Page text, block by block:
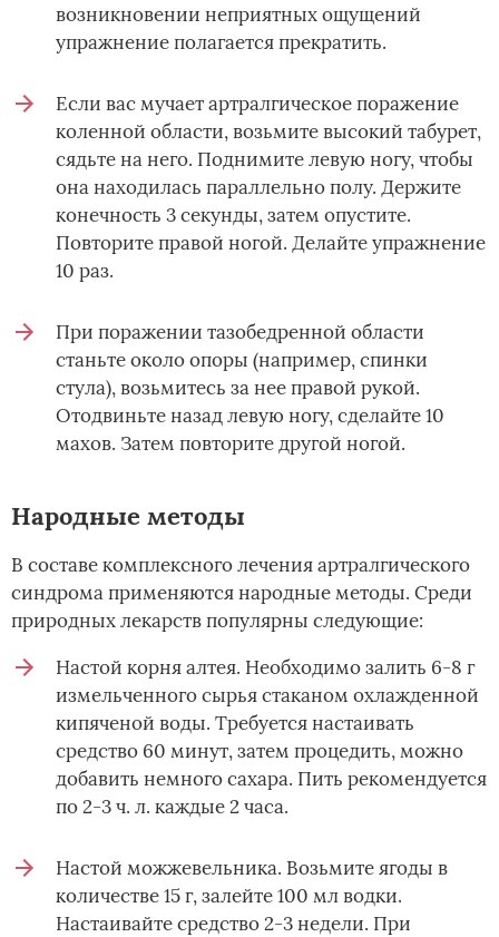
возникновении неприятных ощущений
упражнение полагается прекратить.
Если вас мучает артралгическое поражение
коленной области, возьмите высокий табурет,
сядьте на него. Поднимите левую ногу, чтобы
она находилась параллельно полу. Держите
конечность 3 секунды, затем опустите.
Повторите правой ногой. Делайте упражнение
10 раз.
При поражении тазобедренной области
станьте около опоры (например, спинки
стула), возьмитесь за нее правой рукой.
Отодвиньте назад левую ногу, сделайте 10
махов. Затем повторите другой ногой.
Народные методы
В составе комплексного лечения артралгического
синдрома применяются народные методы. Среди
природных лекарств популярны следующие:
Настой корня алтея. Необходимо залить 6-8 г
измельченного сырья стаканом охлажденной
кипяченой воды. Требуется настаивать
средство 60 минут, затем процедить, можно
добавить немного сахара. Пить рекомендуется
по 2-3 ч. л. каждые 2 часа.
Настой можжевельника. Возьмите ягоды в
количестве 15 г, залейте 100 мл водки.
Настаивайте средство 2-3 недели. При